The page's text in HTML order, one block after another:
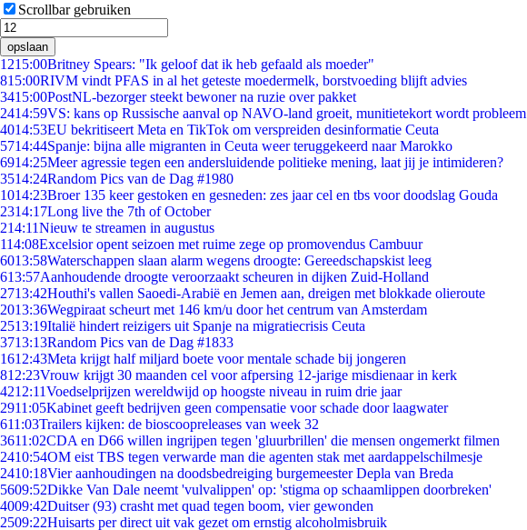
Scrollbar gebruiken
opslaan
1215:00Britney Spears: "Ik geloof dat ik heb gefaald als moeder"
815:00RIVM vindt PFAS in al het geteste moedermelk, borstvoeding blijft advies
3415:00PostNL-bezorger steekt bewoner na ruzie over pakket
2414:59VS: kans op Russische aanval op NAVO-land groeit, munitietekort wordt probleem
4014:53EU bekritiseert Meta en TikTok om verspreiden desinformatie Ceuta
5714:44Spanje: bijna alle migranten in Ceuta weer teruggekeerd naar Marokko
6914:25Meer agressie tegen een andersluidende politieke mening, laat jij je intimideren?
3514:24Random Pics van de Dag #1980
1014:23Broer 135 keer gestoken en gesneden: zes jaar cel en tbs voor doodslag Gouda
2314:17Long live the 7th of October
214:11Nieuw te streamen in augustus
114:08Excelsior opent seizoen met ruime zege op promovendus Cambuur
6013:58Waterschappen slaan alarm wegens droogte: Gereedschapskist leeg
613:57Aanhoudende droogte veroorzaakt scheuren in dijken Zuid-Holland
2713:42Houthi's vallen Saoedi-Arabië en Jemen aan, dreigen met blokkade olieroute
2013:36Wegpiraat scheurt met 146 km/u door het centrum van Amsterdam
2513:19Italië hindert reizigers uit Spanje na migratiecrisis Ceuta
3713:13Random Pics van de Dag #1833
1612:43Meta krijgt half miljard boete voor mentale schade bij jongeren
812:23Vrouw krijgt 30 maanden cel voor afpersing 12-jarige misdienaar in kerk
4212:11Voedselprijzen wereldwijd op hoogste niveau in ruim drie jaar
2911:05Kabinet geeft bedrijven geen compensatie voor schade door laagwater
611:03Trailers kijken: de bioscoopreleases van week 32
3611:02CDA en D66 willen ingrijpen tegen 'gluurbrillen' die mensen ongemerkt filmen
2410:54OM eist TBS tegen verwarde man die agenten stak met aardappelschilmesje
2410:18Vier aanhoudingen na doodsbedreiging burgemeester Depla van Breda
5609:52Dikke Van Dale neemt 'vulvalippen' op: 'stigma op schaamlippen doorbreken'
4009:42Duitser (93) crasht met quad tegen boom, vier gewonden
2509:22Huisarts per direct uit vak gezet om ernstig alcoholmisbruik